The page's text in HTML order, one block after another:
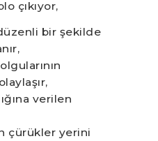
çıkıyor,
bir şekilde
verilen
çürükler yerini